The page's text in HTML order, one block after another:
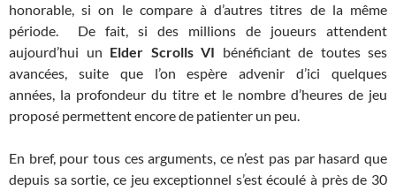
honorable, si on le compare à d’autres titres de la même
période. De fait, si des millions de joueurs attendent
aujourd’hui un Elder Scrolls VI bénéficiant de toutes ses
avancées, suite que l’on espère advenir d’ici quelques
années, la profondeur du titre et le nombre d’heures de jeu
proposé permettent encore de patienter un peu.
En bref, pour tous ces arguments, ce n’est pas par hasard que
depuis sa sortie, ce jeu exceptionnel s’est écoulé à près de 30